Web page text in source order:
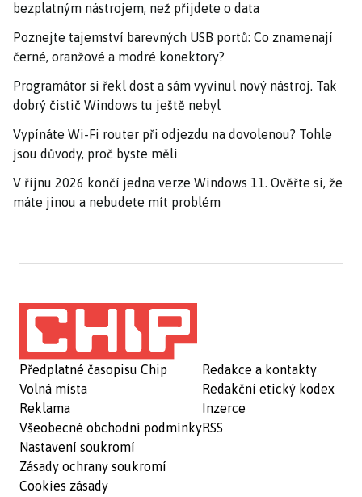
bezplatným nástrojem, než přijdete o data
Poznejte tajemství barevných USB portů: Co znamenají
černé, oranžové a modré konektory?
Programátor si řekl dost a sám vyvinul nový nástroj. Tak
dobrý čistič Windows tu ještě nebyl
Vypínáte Wi-Fi router při odjezdu na dovolenou? Tohle
jsou důvody, proč byste měli
V říjnu 2026 končí jedna verze Windows 11. Ověřte si, že
máte jinou a nebudete mít problém
Předplatné časopisu Chip
Volná místa
Reklama
Všeobecné obchodní podmínky
Nastavení soukromí
Zásady ochrany soukromí
Cookies zásady
Redakce a kontakty
Redakční etický kodex
Inzerce
RSS